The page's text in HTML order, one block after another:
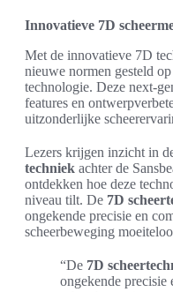
Innovatieve 7D
Met de innovatieve 7D
nieuwe normen gesteld
technologie. Deze next-
features en
uitzonderlijke
Lezers krijgen inzicht in
techniek achter de
ontdekken hoe deze
niveau tilt. De 7D
ongekende precisie en
scheerbeweging
“De 7D
ongekende